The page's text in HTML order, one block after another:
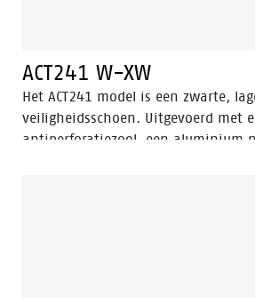
ACT241 W-XW
Het ACT241 model is een zwarte,
veiligheidsschoen. Uitgevoerd met
antiperforatiezool, een aluminium
geoliede opgetrokken leer op de